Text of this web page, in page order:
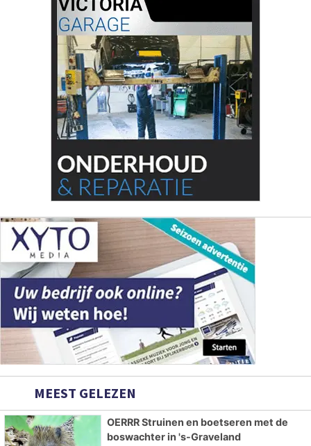
MEEST GELEZEN
OERRR Struinen en boetseren met de
boswachter in 's-Graveland